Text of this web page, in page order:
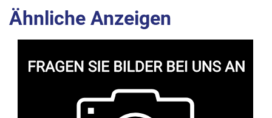
Ähnliche Anzeigen